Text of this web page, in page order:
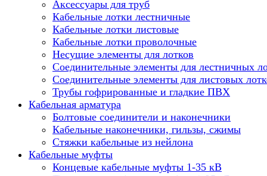
Аксессуары для труб
Кабельные лотки лестничные
Кабельные лотки листовые
Кабельные лотки проволочные
Несущие элементы для лотков
Соединительные элементы для лестничных
Соединительные элементы для листовых
Трубы гофрированные и гладкие ПВХ
Кабельная арматура
Болтовые соединители и наконечники
Кабельные наконечники, гильзы, сжимы
Стяжки кабельные из нейлона
Кабельные муфты
Концевые кабельные муфты 1-35 кВ